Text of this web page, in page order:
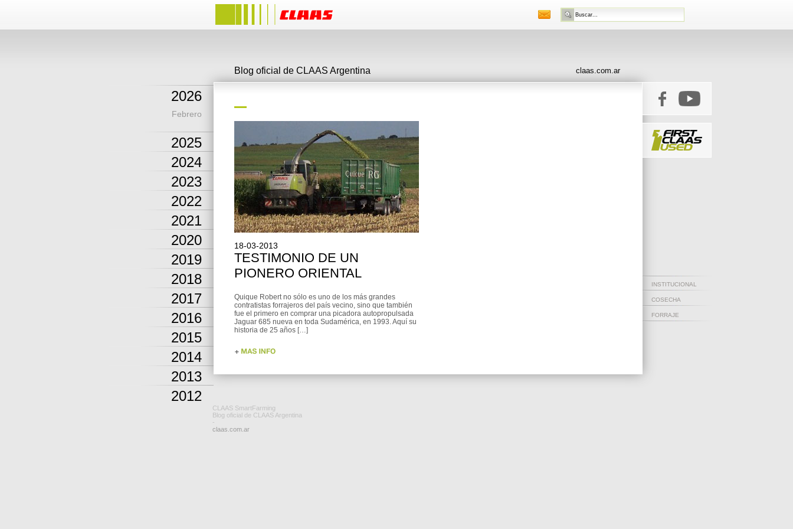
2026
Febrero
2025
2024
2023
2022
2021
2020
2019
2018
2017
2016
2015
2014
2013
2012
Blog oficial de CLAAS Argentina claas.com.ar
18-03-2013
TESTIMONIO DE UN
PIONERO ORIENTAL
Quique Robert no sólo es uno de los más grandes
contratistas forrajeros del país vecino, sino que también
fue el primero en comprar una picadora autopropulsada
Jaguar 685 nueva en toda Sudamérica, en 1993. Aquí su
historia de 25 años […]
INSTITUCIONAL
COSECHA
FORRAJE
CLAAS SmartFarming
Blog oficial de CLAAS Argentina
-
claas.com.ar